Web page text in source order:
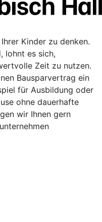
Kinder zu denken.
lohnt es sich,
Zeit zu nutzen.
Bausparvertrag ein
für Ausbildung oder
ohne dauerhafte
wir Ihnen gern